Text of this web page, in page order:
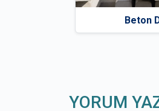
Beton
YORUM